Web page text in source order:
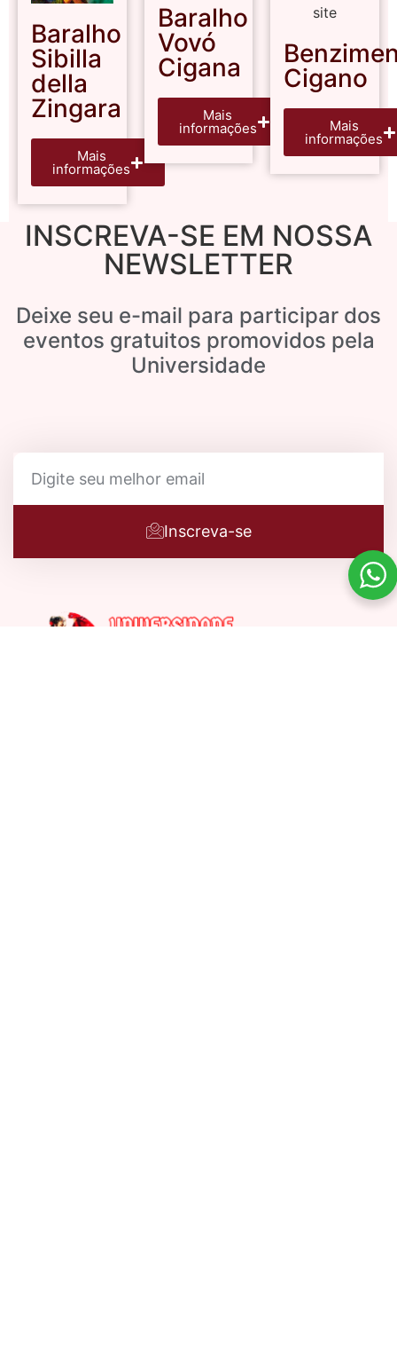
Baralho
Sibilla
della
Zingara
Mais
informações
Baralho
Vovó
Cigana
Mais
informações
Cigano
Mais
informações
INSCREVA-SE EM NOSSA
NEWSLETTER
Deixe seu e-mail para participar dos
eventos gratuitos promovidos pela
Universidade
Inscreva-se